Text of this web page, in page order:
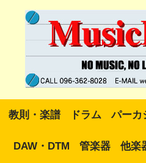
教則・楽譜 ドラム パーカ
DAW・DTM 管楽器 他楽